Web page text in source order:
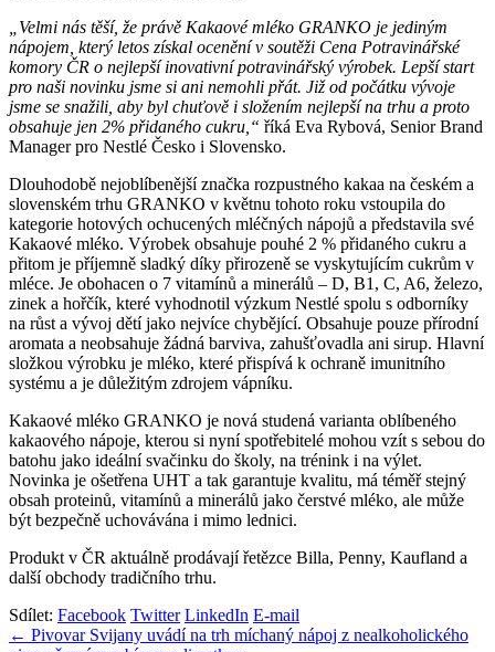
„Velmi nás těší, že právě Kakaové mléko GRANKO je jediným
nápojem, který letos získal ocenění v soutěži Cena Potravinářské
komory ČR o nejlepší inovativní potravinářský výrobek. Lepší start
pro naši novinku jsme si ani nemohli přát. Již od počátku vývoje
jsme se snažili, aby byl chuťově i složením nejlepší na trhu a proto
obsahuje jen 2% přidaného cukru,“ říká Eva Rybová, Senior Brand
Manager pro Nestlé Česko i Slovensko.
Dlouhodobě nejoblíbenější značka rozpustného kakaa na českém a
slovenském trhu GRANKO v květnu tohoto roku vstoupila do
kategorie hotových ochucených mléčných nápojů a představila své
Kakaové mléko. Výrobek obsahuje pouhé 2 % přidaného cukru a
přitom je příjemně sladký díky přirozeně se vyskytujícím cukrům v
mléce. Je obohacen o 7 vitamínů a minerálů – D, B1, C, A6, železo,
zinek a hořčík, které vyhodnotil výzkum Nestlé spolu s odborníky
na růst a vývoj dětí jako nejvíce chybějící. Obsahuje pouze přírodní
aromata a neobsahuje žádná barviva, zahušťovadla ani sirup. Hlavní
složkou výrobku je mléko, které přispívá k ochraně imunitního
systému a je důležitým zdrojem vápníku.
Kakaové mléko GRANKO je nová studená varianta oblíbeného
kakaového nápoje, kterou si nyní spotřebitelé mohou vzít s sebou do
batohu jako ideální svačinku do školy, na trénink i na výlet.
Novinka je ošetřena UHT a tak garantuje kvalitu, má téměř stejný
obsah proteinů, vitamínů a minerálů jako čerstvé mléko, ale může
být bezpečně uchovávána i mimo lednici.
Produkt v ČR aktuálně prodávají řetězce Billa, Penny, Kaufland a
další obchody tradičního trhu.
Sdílet: Facebook Twitter LinkedIn E-mail
Navigace
← Pivovar Svijany uvádí na trh míchaný nápoj z nealkoholického